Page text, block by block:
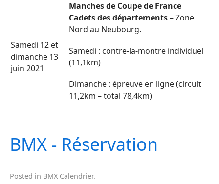
Samedi 12 et
dimanche 13
juin 2021
Manches de Coupe de France
Cadets des départements– Zone
Nord au Neubourg.
Samedi : contre-la-montre individuel
(11,1km)
Dimanche : épreuve en ligne (circuit
11,2km – total 78,4km)
BMX - Réservation
Posted in BMX Calendrier.